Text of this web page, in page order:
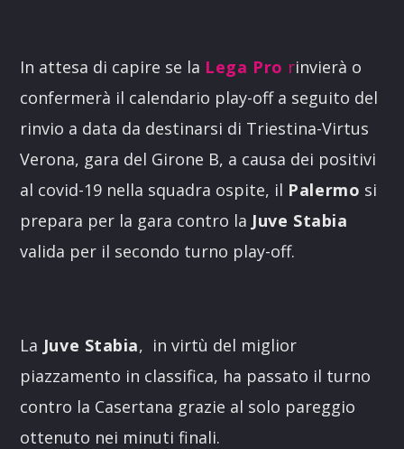
In attesa di capire se la Lega Pro rinvierà o
confermerà il calendario play-off a seguito del
rinvio a data da destinarsi di Triestina-Virtus
Verona, gara del Girone B, a causa dei positivi
al covid-19 nella squadra ospite, il Palermo si
prepara per la gara contro la Juve Stabia
valida per il secondo turno play-off.
La Juve Stabia, in virtù del miglior
piazzamento in classifica, ha passato il turno
contro la Casertana grazie al solo pareggio
ottenuto nei minuti finali.